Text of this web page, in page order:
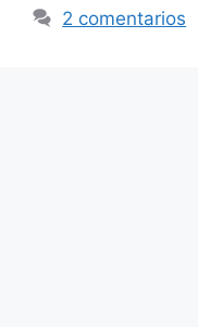
2 comentarios